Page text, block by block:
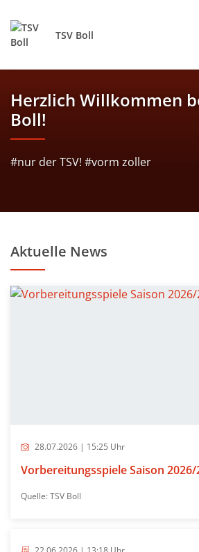
TSV Boll
Herzlich Willkommen
Boll!
#nur der TSV! #vorm zoller
Aktuelle News
28.07.2026 | 15:25 Uhr
Vorbereitungsspiele Saison 2026/
Quelle: TSV Boll